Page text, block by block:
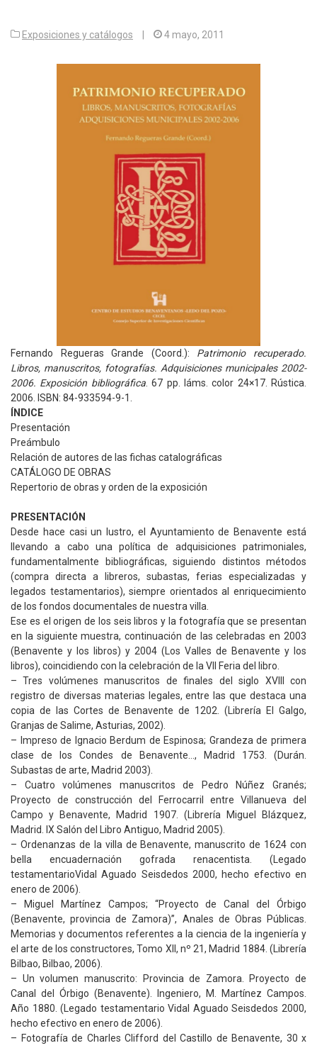
Exposiciones y catálogos | 4 mayo, 2011
Fernando Regueras Grande (Coord.): Patrimonio recuperado.
Libros, manuscritos, fotografías. Adquisiciones municipales 2002-
2006. Exposición bibliográfica. 67 pp. láms. color 24×17. Rústica.
2006. ISBN: 84-933594-9-1.
ÍNDICE
Presentación
Preámbulo
Relación de autores de las fichas catalográficas
CATÁLOGO DE OBRAS
Repertorio de obras y orden de la exposición
PRESENTACIÓN
Desde hace casi un lustro, el Ayuntamiento de Benavente está
llevando a cabo una política de adquisiciones patrimoniales,
fundamentalmente bibliográficas, siguiendo distintos métodos
(compra directa a libreros, subastas, ferias especializadas y
legados testamentarios), siempre orientados al enriquecimiento
de los fondos documentales de nuestra villa.
Ese es el origen de los seis libros y la fotografía que se presentan
en la siguiente muestra, continuación de las celebradas en 2003
(Benavente y los libros) y 2004 (Los Valles de Benavente y los
libros), coincidiendo con la celebración de la VII Feria del libro.
– Tres volúmenes manuscritos de finales del siglo XVIII con
registro de diversas materias legales, entre las que destaca una
copia de las Cortes de Benavente de 1202. (Librería El Galgo,
Granjas de Salime, Asturias, 2002).
– Impreso de Ignacio Berdum de Espinosa; Grandeza de primera
clase de los Condes de Benavente…, Madrid 1753. (Durán.
Subastas de arte, Madrid 2003).
– Cuatro volúmenes manuscritos de Pedro Núñez Granés;
Proyecto de construcción del Ferrocarril entre Villanueva del
Campo y Benavente, Madrid 1907. (Librería Miguel Blázquez,
Madrid. IX Salón del Libro Antiguo, Madrid 2005).
– Ordenanzas de la villa de Benavente, manuscrito de 1624 con
bella encuadernación gofrada renacentista. (Legado
testamentarioVidal Aguado Seisdedos 2000, hecho efectivo en
enero de 2006).
– Miguel Martínez Campos; “Proyecto de Canal del Órbigo
(Benavente, provincia de Zamora)”, Anales de Obras Públicas.
Memorias y documentos referentes a la ciencia de la ingeniería y
el arte de los constructores, Tomo XII, nº 21, Madrid 1884. (Librería
Bilbao, Bilbao, 2006).
– Un volumen manuscrito: Provincia de Zamora. Proyecto de
Canal del Órbigo (Benavente). Ingeniero, M. Martínez Campos.
Año 1880. (Legado testamentario Vidal Aguado Seisdedos 2000,
hecho efectivo en enero de 2006).
– Fotografía de Charles Clifford del Castillo de Benavente, 30 x